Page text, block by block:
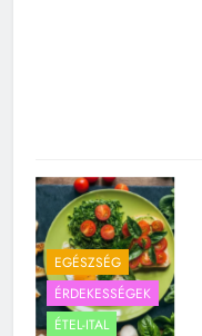
EGÉSZSÉG
ÉRDEKESSÉGEK
ÉTEL-ITAL